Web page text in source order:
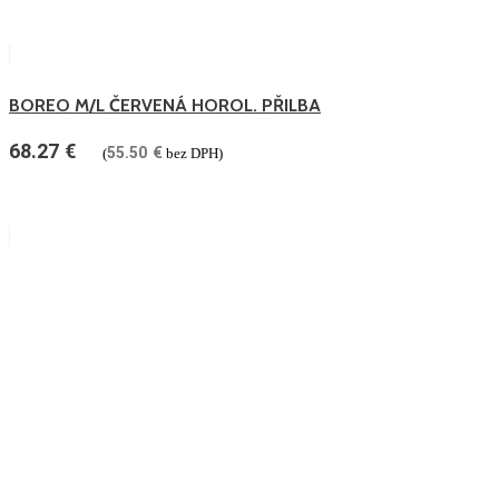
BOREO M/L ČERVENÁ HOROL. PŘILBA
68.27 € (55.50 € bez DPH)